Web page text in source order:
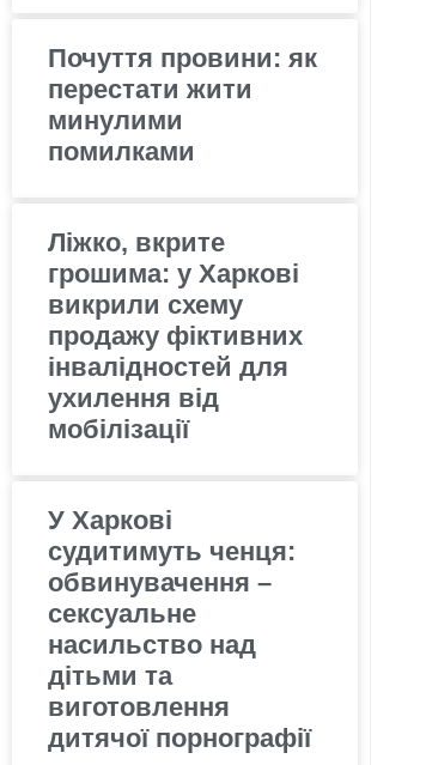
Почуття провини: як
перестати жити
минулими
помилками
Ліжко, вкрите
грошима: у Харкові
викрили схему
продажу фіктивних
інвалідностей для
ухилення від
мобілізації
У Харкові
судитимуть ченця:
обвинувачення –
сексуальне
насильство над
дітьми та
виготовлення
дитячої порнографії